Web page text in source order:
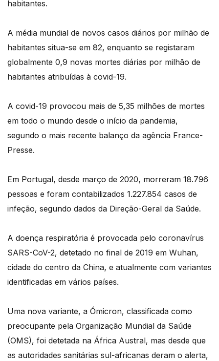
habitantes.
A média mundial de novos casos diários por milhão de
habitantes situa-se em 82, enquanto se registaram
globalmente 0,9 novas mortes diárias por milhão de
habitantes atribuídas à covid-19.
A covid-19 provocou mais de 5,35 milhões de mortes
em todo o mundo desde o início da pandemia,
segundo o mais recente balanço da agência France-
Presse.
Em Portugal, desde março de 2020, morreram 18.796
pessoas e foram contabilizados 1.227.854 casos de
infeção, segundo dados da Direção-Geral da Saúde.
A doença respiratória é provocada pelo coronavírus
SARS-CoV-2, detetado no final de 2019 em Wuhan,
cidade do centro da China, e atualmente com variantes
identificadas em vários países.
Uma nova variante, a Ómicron, classificada como
preocupante pela Organização Mundial da Saúde
(OMS), foi detetada na África Austral, mas desde que
as autoridades sanitárias sul-africanas deram o alerta,